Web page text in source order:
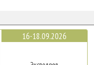
16-18.09.2026